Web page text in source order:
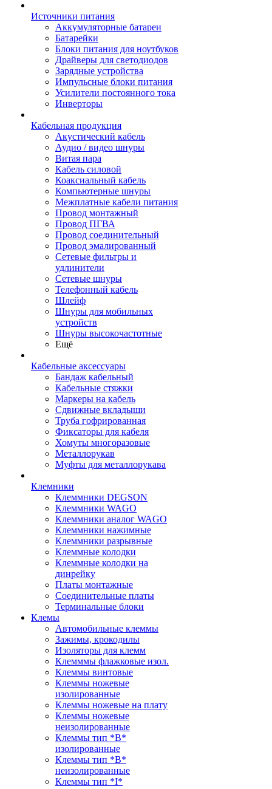
Источники питания
Аккумуляторные батареи
Батарейки
Блоки питания для ноутбуков
Драйверы для светодиодов
Зарядные устройства
Импульсные блоки питания
Усилители постоянного тока
Инверторы
Кабельная продукция
Акустический кабель
Аудио / видео шнуры
Витая пара
Кабель силовой
Коаксиальный кабель
Компьютерные шнуры
Межплатные кабели питания
Провод монтажный
Провод ПГВА
Провод соединительный
Провод эмалированный
Сетевые фильтры и
удлинители
Сетевые шнуры
Телефонный кабель
Шлейф
Шнуры для мобильных
устройств
Шнуры высокочастотные
Ещё
Кабельные аксессуары
Бандаж кабельный
Кабельные стяжки
Маркеры на кабель
Сдвижные вкладыши
Труба гофрированная
Фиксаторы для кабеля
Хомуты многоразовые
Металлорукав
Муфты для металлорукава
Клемники
Клеммники DEGSON
Клеммники WAGO
Клеммники аналог WAGO
Клеммники нажимные
Клеммники разрывные
Клеммные колодки
Клеммные колодки на
динрейку
Платы монтажные
Соединительные платы
Терминальные блоки
Клемы
Автомобильные клеммы
Зажимы, крокодилы
Изоляторы для клемм
Клемммы флажковые изол.
Клеммы винтовые
Клеммы ножевые
изолированные
Клеммы ножевые на плату
Клеммы ножевые
неизолированные
Клеммы тип *B*
изолированные
Клеммы тип *B*
неизолированные
Клеммы тип *I*